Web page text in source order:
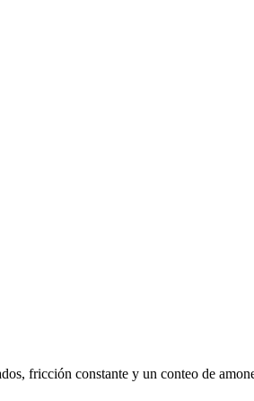
fricción constante y un conteo de